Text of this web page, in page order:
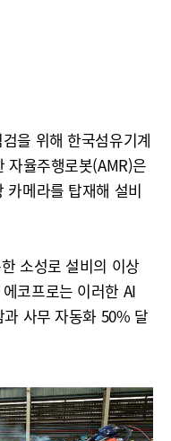
을 위해 한국섬유기계
자율주행로봇(AMR)은
카메라를 탑재해 설비
소성로 설비의 이상
코프로는 이러한 AI
사무 자동화 50% 달